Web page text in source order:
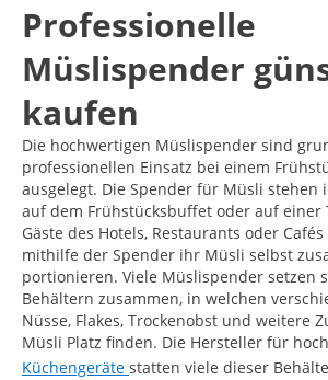
Professionelle
Müslispender
kaufen
Die hochwertigen Müslispender sind
professionellen Einsatz bei einem
ausgelegt. Die Spender für Müsli stehen
auf dem Frühstücksbuffet oder auf einer
Gäste des Hotels, Restaurants oder
mithilfe der Spender ihr Müsli selbst
portionieren. Viele Müslispender setzen
Behältern zusammen, in welchen
Nüsse, Flakes, Trockenobst und weitere
Müsli Platz finden. Die Hersteller für
Küchengeräte statten viele dieser